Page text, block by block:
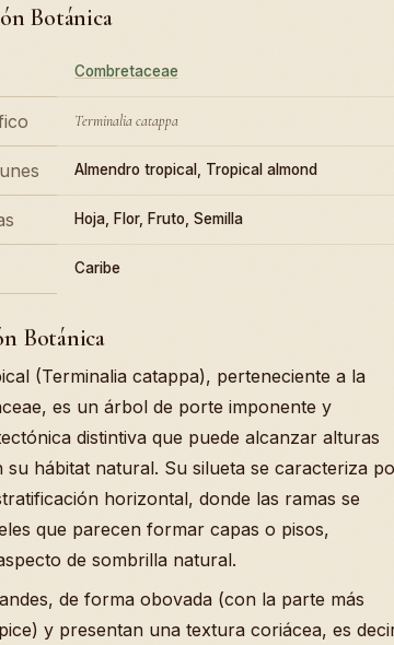
Botánica
Combretaceae
Terminalia catappa
Almendro tropical, Tropical almond
Hoja, Flor, Fruto, Semilla
Caribe
Botánica
(Terminalia catappa), perteneciente a la
es un árbol de porte imponente y
distintiva que puede alcanzar alturas
su hábitat natural. Su silueta se caracteriza
horizontal, donde las ramas se
que parecen formar capas o pisos,
de sombrilla natural.
de forma obovada (con la parte más
y presentan una textura coriácea, es